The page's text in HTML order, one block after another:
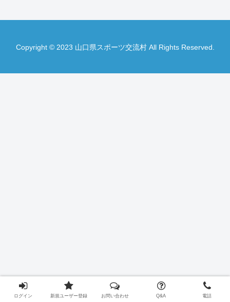
Copyright © 2023 山口県スポーツ交流村 All Rights Reserved.
ログイン 新規ユーザー登録 お問い合わせ Q&A 電話